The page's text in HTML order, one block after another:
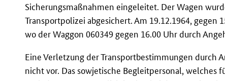
Sicherungsmaßnahmen eingeleitet. Der Wagen
Transportpolizei abgesichert. Am 19.12.1964,
wo der Waggon 060349 gegen 16.00 Uhr durch
Eine Verletzung der Transportbestimmungen durch
nicht vor. Das sowjetische Begleitpersonal, welches